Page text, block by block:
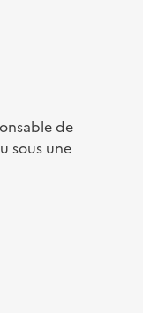
de
sous une